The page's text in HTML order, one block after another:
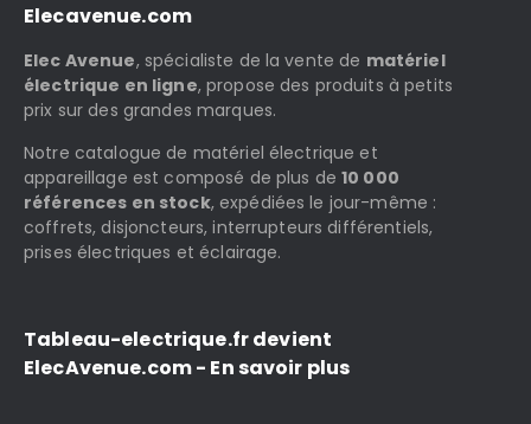
Elecavenue.com
Elec Avenue, spécialiste de la vente de matériel
électrique en ligne, propose des produits à petits
prix sur des grandes marques.
Notre catalogue de matériel électrique et
appareillage est composé de plus de10 000
références en stock, expédiées le jour-même :
coffrets, disjoncteurs, interrupteurs différentiels,
prises électriques et éclairage.
Tableau-electrique.fr devient
ElecAvenue.com - En savoir plus